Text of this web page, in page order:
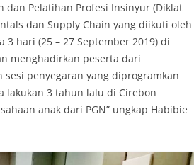
dan Pelatihan Profesi Insinyur (Diklat
dan Supply Chain yang diikuti oleh
3 hari (25 – 27 September 2019) di
menghadirkan peserta dari
sesi penyegaran yang diprogramkan
lakukan 3 tahun lalu di Cirebon
anak dari PGN” ungkap Habibie